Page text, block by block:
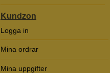
Kundzon
Logga in
Mina ordrar
Mina uppgifter